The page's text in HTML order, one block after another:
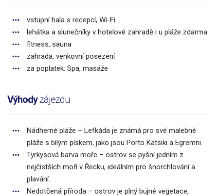
vstupní hala s recepcí, Wi-Fi
lehátka a slunečníky v hotelové zahradě i u pláže zdarma
fitness, sauna
zahrada, venkovní posezení
za poplatek: Spa, masáže
Výhodyzájezdu
Nádherné pláže – Lefkáda je známá pro své malebné
pláže s bílým pískem, jako jsou Porto Katsiki a Egremni.
Tyrkysová barva moře – ostrov se pyšní jedním z
nejčistších moří v Řecku, ideálním pro šnorchlování a
plavání.
Nedotčená příroda – ostrov je plný bujné vegetace,